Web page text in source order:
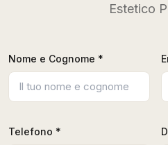
Estetico
Nome e Cognome *
Telefono *